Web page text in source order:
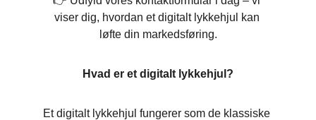
viser dig, hvordan et digitalt lykkehjul kan
løfte din markedsføring.
Hvad er et digitalt lykkehjul?
Et digitalt lykkehjul fungerer som de klassiske